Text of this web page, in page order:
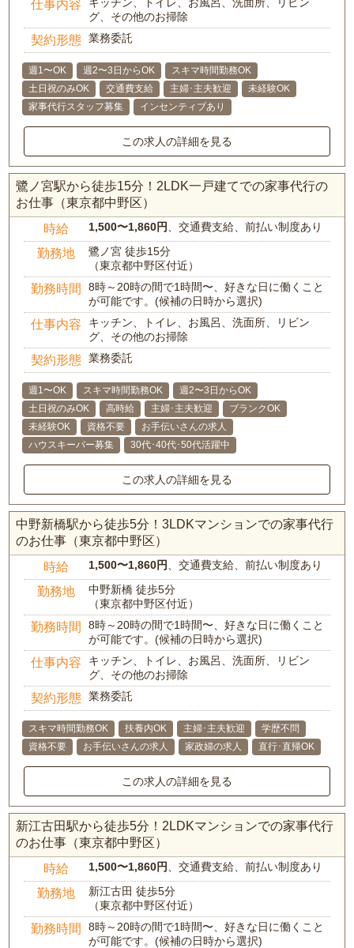
仕事内容
グ、その他のお掃除
契約形態 業務委託
週1〜OK 週2〜3日からOK
スキマ時間勤務OK
土日祝のみOK
交通費支給 主婦･主夫歓迎
未経験OK
家事代行スタッフ募集
インセンティブあり
この求人の詳細を見る
鷺ノ宮駅から徒歩15分！2LDK一戸建てでの家事代行の
お仕事（東京都中野区）
時給 1,500〜1,860円 、交通費支給、前払い制度あり
勤務地
鷺ノ宮 徒歩15分
（東京都中野区付近）
勤務時間
8時～20時の間で1時間〜、好きな日に働くこと
が可能です。(候補の日時から選択)
仕事内容
キッチン、トイレ、お風呂、洗面所、リビン
グ、その他のお掃除
契約形態 業務委託
週1〜OK スキマ時間勤務OK
週2〜3日からOK
土日祝のみOK
高時給 主婦･主夫歓迎
ブランクOK
未経験OK
資格不要
お手伝いさんの求人
ハウスキーパー募集
30代･40代･50代活躍中
この求人の詳細を見る
中野新橋駅から徒歩5分！3LDKマンションでの家事代行
のお仕事（東京都中野区）
時給 1,500〜1,860円 、交通費支給、前払い制度あり
勤務地
中野新橋 徒歩5分
（東京都中野区付近）
勤務時間
8時～20時の間で1時間〜、好きな日に働くこと
が可能です。(候補の日時から選択)
仕事内容
キッチン、トイレ、お風呂、洗面所、リビン
グ、その他のお掃除
契約形態 業務委託
スキマ時間勤務OK 扶養内OK 主婦･主夫歓迎
学歴不問
資格不要
お手伝いさんの求人 家政婦の求人 直行･直帰OK
この求人の詳細を見る
新江古田駅から徒歩5分！2LDKマンションでの家事代行
のお仕事（東京都中野区）
時給 1,500〜1,860円 、交通費支給、前払い制度あり
勤務地
新江古田 徒歩5分
（東京都中野区付近）
勤務時間
8時～20時の間で1時間〜、好きな日に働くこと
が可能です。(候補の日時から選択)